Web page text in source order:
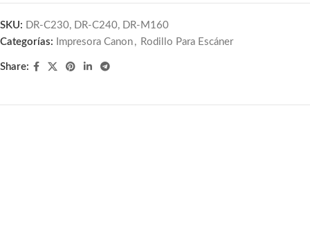
SKU: DR-C230, DR-C240, DR-M160
Categorías:
Impresora Canon , Rodillo Para Escáner
Share: